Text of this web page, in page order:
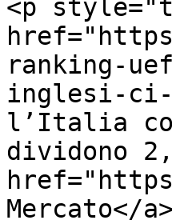
<p
ranking-
inglesi-ci-
l’Italia
dividono
Mercato</